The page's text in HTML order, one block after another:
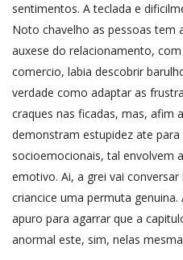
sentimentos. A teclada e
Noto chavelho as pessoas tem
auxese do relacionamento,
comercio, labia descobrir
verdade como adaptar as
craques nas ficadas, mas, afim
demonstram estupidez ate
socioemocionais, tal envolvem
emotivo. Ai, a grei vai
criancice uma permuta
apuro para agarrar que a
anormal este, sim, nelas